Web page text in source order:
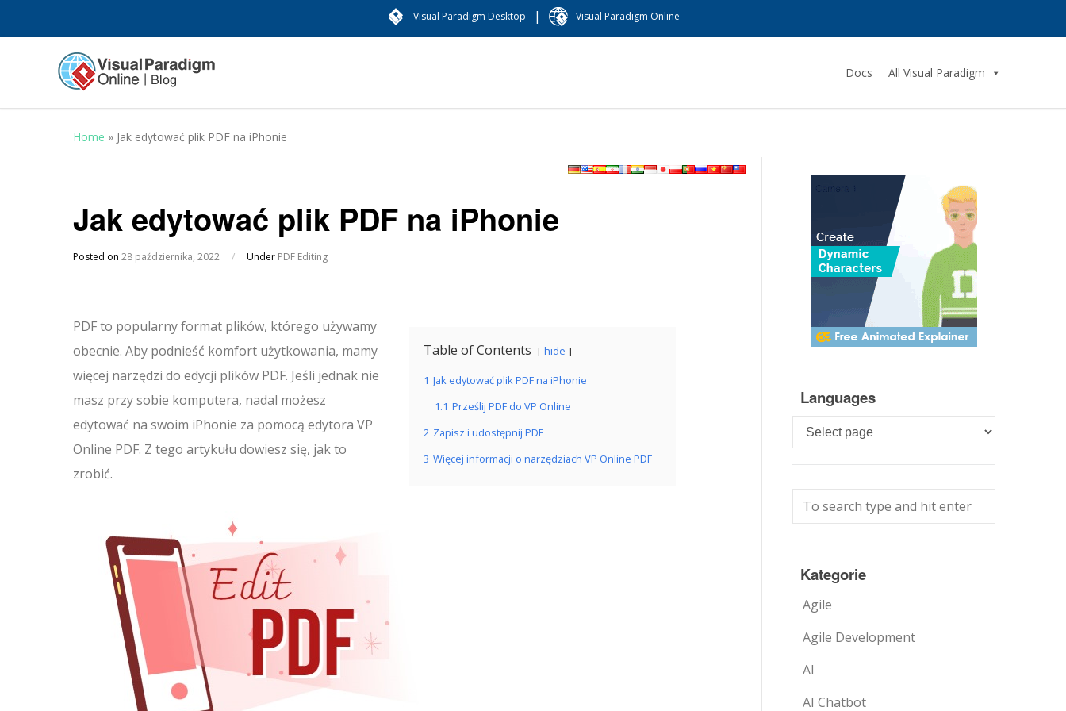
Visual Paradigm Desktop | Visual Paradigm Online
Docs All Visual Paradigm
Home » Jak edytować plik PDF na iPhonie
Jak edytować plik PDF na iPhonie
Posted on 28 października, 2022 / Under PDF Editing
Table of Contents hide
1 Jak edytować plik PDF na iPhonie
1.1 Prześlij PDF do VP Online
2 Zapisz i udostępnij PDF
3 Więcej informacji o narzędziach VP Online PDF
PDF to popularny format plików, którego używamy
obecnie. Aby podnieść komfort użytkowania, mamy
więcej narzędzi do edycji plików PDF. Jeśli jednak nie
masz przy sobie komputera, nadal możesz
edytować na swoim iPhonie za pomocą edytora VP
Online PDF. Z tego artykułu dowiesz się, jak to
zrobić.
Languages
Languages
Kategorie
Agile
Agile Development
AI
AI Chatbot